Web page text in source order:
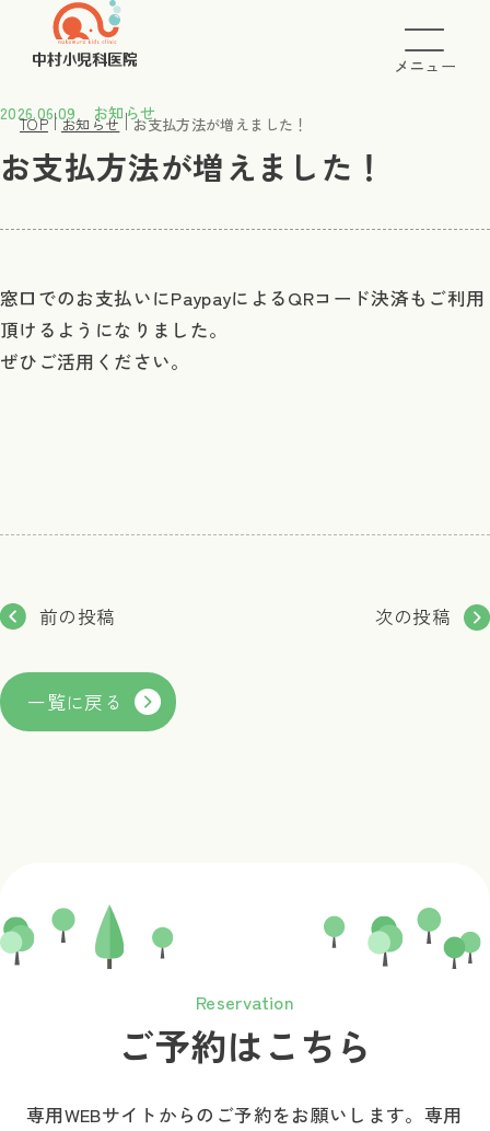
メニュー
TOP お知らせ お支払方法が増えました！
2026.06.09 お知らせ
お支払方法が増えました！
窓口でのお支払いにPaypayによるQRコード決済もご利用
頂けるようになりました。
ぜひご活用ください。
前の投稿
一覧に戻る
次の投稿
Reservation
ご予約はこちら
専用WEBサイトからのご予約をお願いします。 専用